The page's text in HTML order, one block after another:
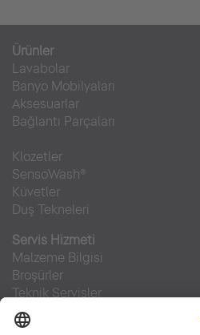
Ürünler
Lavabolar
Banyo Mobilyaları
Aksesuarlar
Bağlantı Parçaları
Klozetler
SensoWash®
Küvetler
Duş Tekneleri
Servis Hizmeti
Malzeme Bilgisi
Broşürler
Teknik Servisler
Sıkça sorulan sorular